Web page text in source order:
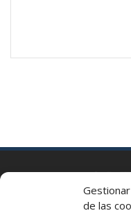
de las
Via Augusta